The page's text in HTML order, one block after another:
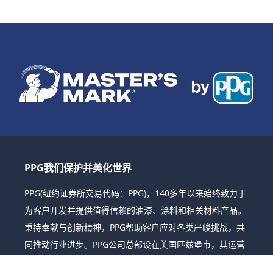
PPG我们保护并美化世界
PPG(纽约证券所交易代码：PPG)，140多年以来始终致力于
为客户开发并提供值得信赖的油漆、涂料和相关材料产品。
秉持奉献与创新精神，PPG帮助客户应对各类严峻挑战，共
同推动行业进步。PPG公司总部设在美国匹兹堡市，其运营